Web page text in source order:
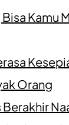
Kamu
Orang